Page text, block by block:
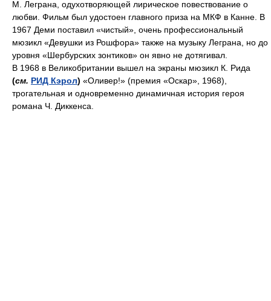
М. Леграна, одухотворяющей лирическое повествование о
любви. Фильм был удостоен главного приза на МКФ в Канне. В
1967 Деми поставил «чистый», очень профессиональный
мюзикл «Девушки из Рошфора» также на музыку Леграна, но до
уровня «Шербурских зонтиков» он явно не дотягивал.
В 1968 в Великобритании вышел на экраны мюзикл К. Рида
(см. РИД Кэрол) «Оливер!» (премия «Оскар», 1968),
трогательная и одновременно динамичная история героя
романа Ч. Диккенса.